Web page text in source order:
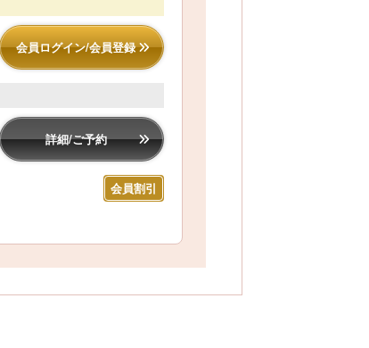
会員ログイン/会員登録
詳細/ご予約
会員割引